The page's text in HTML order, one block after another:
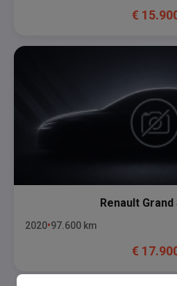
€
Renault
2020 97.600 km
€